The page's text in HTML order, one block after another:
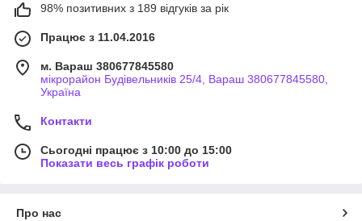
98% позитивних з 189 відгуків за рік
Працює з 11.04.2016
м. Вараш 380677845580
мікрорайон Будівельників 25/4, Вараш 380677845580,
Україна
Контакти
Сьогодні працює з 10:00 до 15:00
Показати весь графік роботи
Про нас